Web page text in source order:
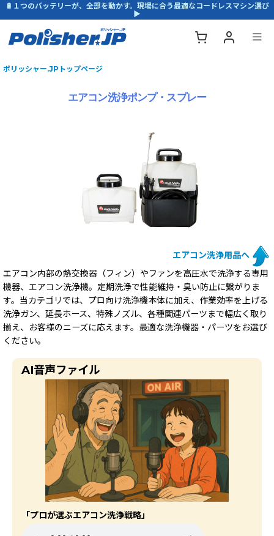
🔋１つのバッテリーが、全部を動かす。現場に合う最適なコードレスマシン選び
▶
ポリッシャー.JPトップページ
エアコン洗浄ポンプ・スプレー
エアコン洗浄用品へ
エアコン内部の熱交換器（フィン）やファンを高圧水で洗浄する専用
機器、エアコン洗浄機。定期洗浄で性能維持・臭い防止に繋がりま
す。当カテゴリでは、プロ向け洗浄機本体に加え、作業効率を上げる
洗浄ガン、延長ホース、特殊ノズル、各種関連パーツまで幅広く取り
揃え、お客様のニーズに応えます。最適な洗浄機器・パーツをお選び
ください。
AI音声ファイル
「プロが選ぶエアコン洗浄戦略」